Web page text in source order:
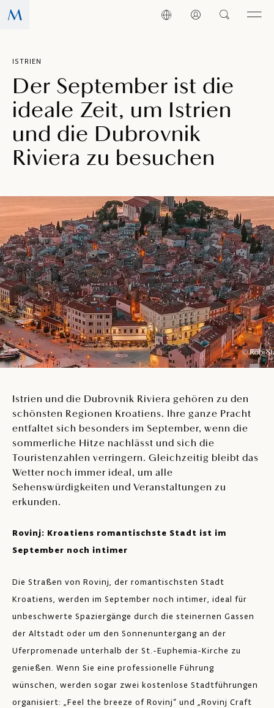
ISTRIEN
Der September ist die
ideale Zeit, um Istrien
und die Dubrovnik
Riviera zu besuchen
Istrien und die Dubrovnik Riviera gehören zu den
schönsten Regionen Kroatiens. Ihre ganze Pracht
entfaltet sich besonders im September, wenn die
sommerliche Hitze nachlässt und sich die
Touristenzahlen verringern. Gleichzeitig bleibt das
Wetter noch immer ideal, um alle
Sehenswürdigkeiten und Veranstaltungen zu
erkunden.
Rovinj: Kroatiens romantischste Stadt ist im
September noch intimer
Die Straßen von Rovinj, der romantischsten Stadt
Kroatiens, werden im September noch intimer, ideal für
unbeschwerte Spaziergänge durch die steinernen Gassen
der Altstadt oder um den Sonnenuntergang an der
Uferpromenade unterhalb der St.-Euphemia-Kirche zu
genießen. Wenn Sie eine professionelle Führung
wünschen, werden sogar zwei kostenlose Stadtführungen
organisiert: „Feel the breeze of Rovinj“ und „Rovinj Craft